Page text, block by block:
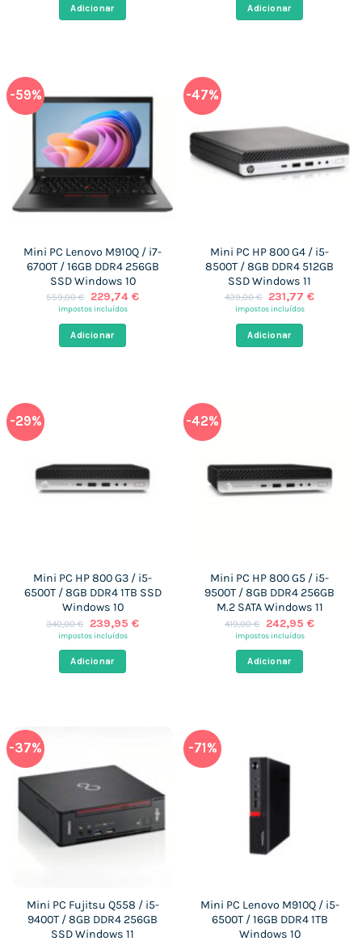
era:
449,00 €.
Adicionar
era:
599,00 €.
Adicionar
-59%
Mini PC Lenovo M910Q / i7-
6700T / 16GB DDR4 256GB
SSD Windows 10
559,00€
O
preço
era:
559,00 €.
229,74 €O
impostos incluídos
Adicionar
-47%
Mini PC HP 800 G4 / i5-
8500T / 8GB DDR4 512GB
SSD Windows 11
439,00€
O
preço
era:
439,00 €.
231,77 €O
impostos incluídos
Adicionar
-29%
Mini PC HP 800 G3 / i5-
6500T / 8GB DDR4 1TB SSD
Windows 10
340,00€
O
preço
era:
340,00 €.
239,95 €O
impostos incluídos
Adicionar
-42%
Mini PC HP 800 G5 / i5-
9500T / 8GB DDR4 256GB
M.2 SATA Windows 11
419,00€
O
preço
era:
419,00 €.
242,95 €O
impostos incluídos
Adicionar
-37%
Mini PC Fujitsu Q558 / i5-
9400T / 8GB DDR4 256GB
SSD Windows 11
-71%
Mini PC Lenovo M910Q / i5-
6500T / 16GB DDR4 1TB
Windows 10